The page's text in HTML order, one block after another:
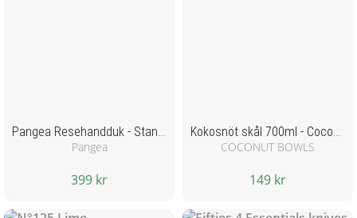
Pangea Resehandduk - Standard - Grön
Pangea
399 kr
Kokosnöt skål 700ml - Coconut bowls
COCONUT BOWLS
149 kr